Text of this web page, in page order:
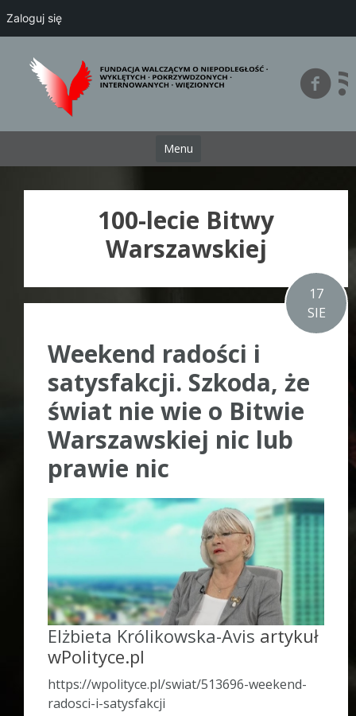
Menu
100-lecie Bitwy
Warszawskiej
17
SIE
Weekend radości i
satysfakcji. Szkoda, że
świat nie wie o Bitwie
Warszawskiej nic lub
prawie nic
Elżbieta Królikowska-Avis artykuł
wPolityce.pl
https://wpolityce.pl/swiat/513696-weekend-
radosci-i-satysfakcji
Zaloguj się